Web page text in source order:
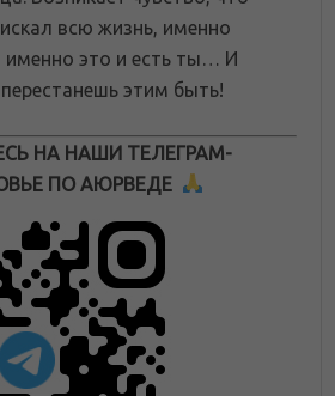
всю жизнь, именно
это и есть ты… И
этим быть!
НА НАШИ ТЕЛЕГРАМ-
ПО АЮРВЕДЕ